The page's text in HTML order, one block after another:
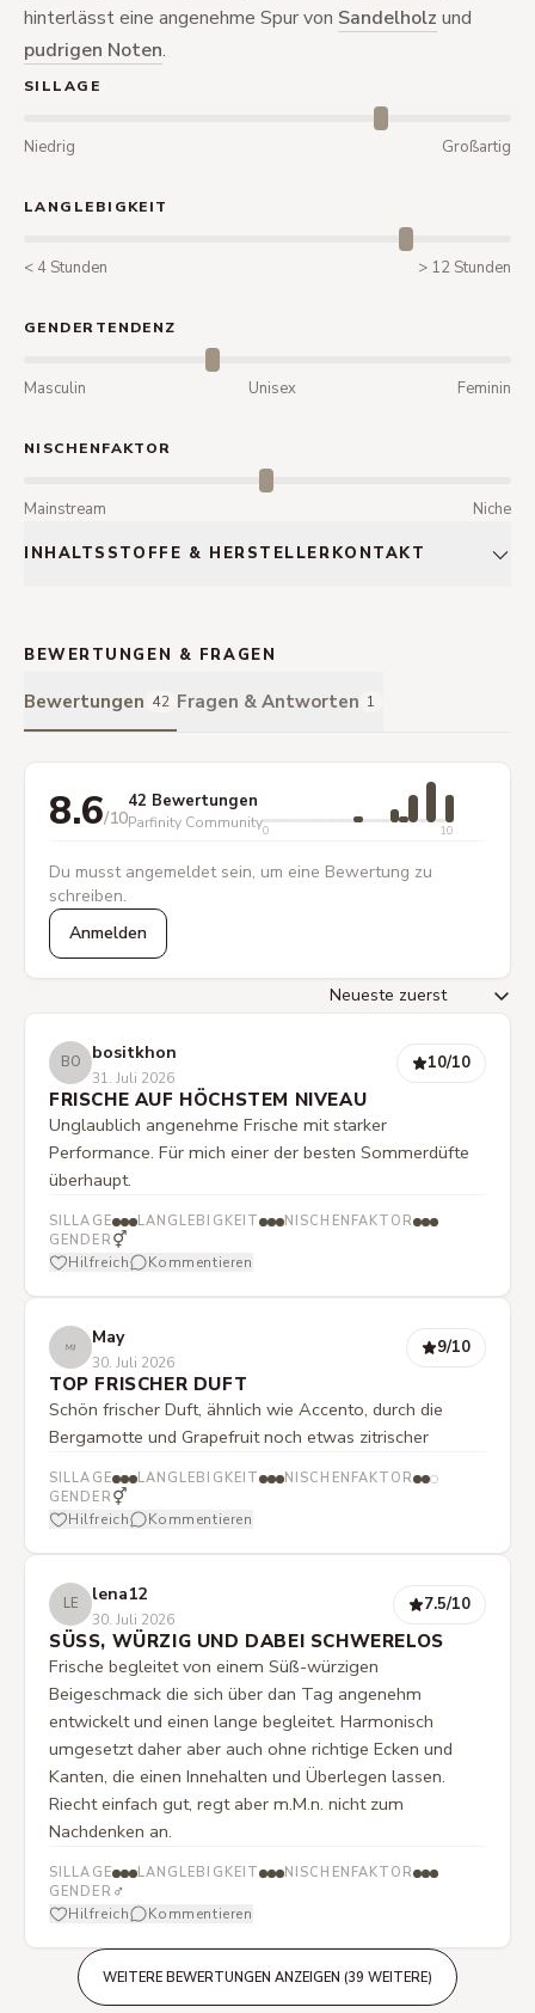
hinterlässt eine angenehme Spur von Sandelholz und
pudrigen Noten.
SILLAGE
Niedrig Großartig
LANGLEBIGKEIT
< 4 Stunden > 12 Stunden
GENDERTENDENZ
Masculin Unisex Feminin
NISCHENFAKTOR
Mainstream Niche
INHALTSSTOFFE & HERSTELLERKONTAKT
BEWERTUNGEN & FRAGEN
Bewertungen 42 Fragen & Antworten 1
8.6/10
42 Bewertungen
Parfinity Community0 10
Du musst angemeldet sein, um eine Bewertung zu
schreiben.
Anmelden
BO bositkhon
31. Juli 2026
10/10
FRISCHE AUF HÖCHSTEM NIVEAU
Unglaublich angenehme Frische mit starker
Performance. Für mich einer der besten Sommerdüfte
überhaupt.
SILLAGE LANGLEBIGKEIT
NISCHENFAKTOR
GENDER ⚥
Hilfreich Kommentieren
May
30. Juli 2026
9/10
TOP FRISCHER DUFT
Schön frischer Duft, ähnlich wie Accento, durch die
Bergamotte und Grapefruit noch etwas zitrischer
SILLAGE LANGLEBIGKEIT
NISCHENFAKTOR
GENDER ⚥
Hilfreich Kommentieren
LE lena12
30. Juli 2026
7.5/10
SÜSS, WÜRZIG UND DABEI SCHWERELOS
Frische begleitet von einem Süß-würzigen
Beigeschmack die sich über dan Tag angenehm
entwickelt und einen lange begleitet. Harmonisch
umgesetzt daher aber auch ohne richtige Ecken und
Kanten, die einen Innehalten und Überlegen lassen.
Riecht einfach gut, regt aber m.M.n. nicht zum
Nachdenken an.
SILLAGE LANGLEBIGKEIT
NISCHENFAKTOR
GENDER ♂
Hilfreich Kommentieren
WEITERE BEWERTUNGEN ANZEIGEN (39 WEITERE)